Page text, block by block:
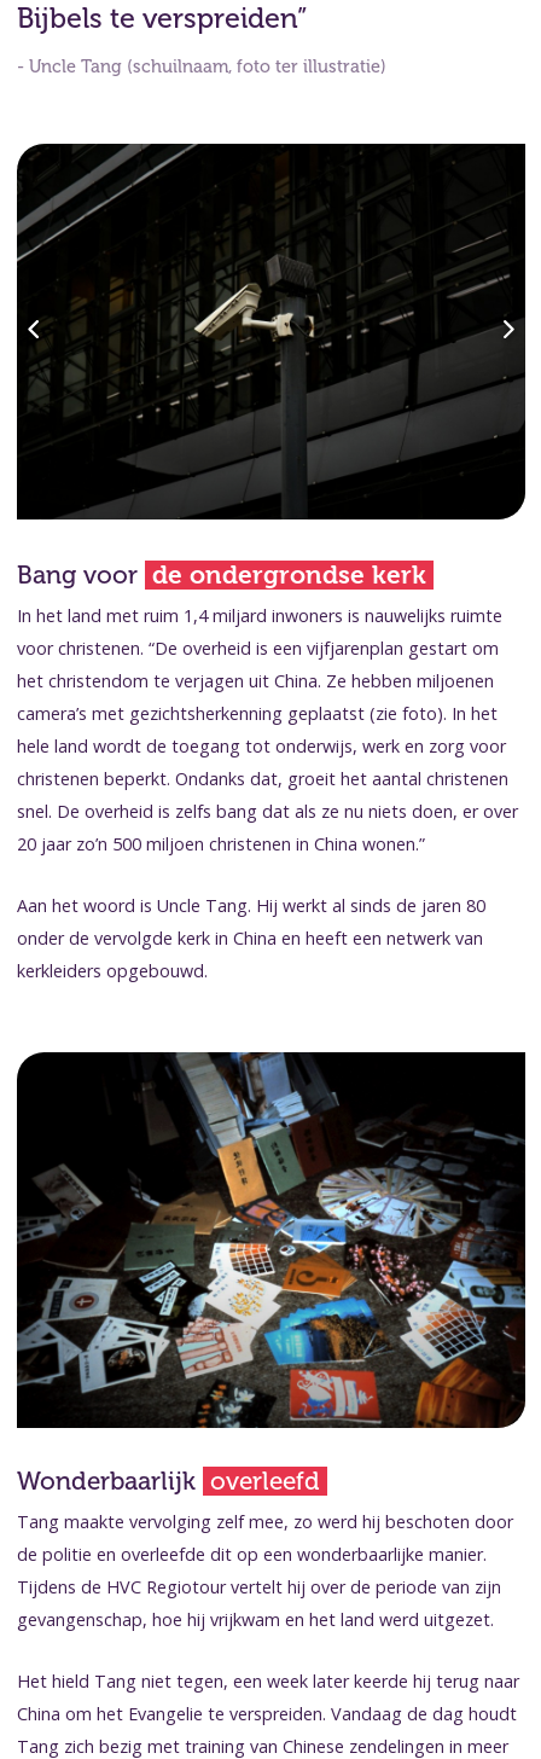
Bijbels te verspreiden”
- Uncle Tang (schuilnaam, foto ter illustratie)
Bang voor de ondergrondse kerk
In het land met ruim 1,4 miljard inwoners is nauwelijks ruimte
voor christenen. “De overheid is een vijfjarenplan gestart om
het christendom te verjagen uit China. Ze hebben miljoenen
camera’s met gezichtsherkenning geplaatst (zie foto). In het
hele land wordt de toegang tot onderwijs, werk en zorg voor
christenen beperkt. Ondanks dat, groeit het aantal christenen
snel. De overheid is zelfs bang dat als ze nu niets doen, er over
20 jaar zo’n 500 miljoen christenen in China wonen.”
Aan het woord is Uncle Tang. Hij werkt al sinds de jaren 80
onder de vervolgde kerk in China en heeft een netwerk van
kerkleiders opgebouwd.
Wonderbaarlijk overleefd
Tang maakte vervolging zelf mee, zo werd hij beschoten door
de politie en overleefde dit op een wonderbaarlijke manier.
Tijdens de HVC Regiotour vertelt hij over de periode van zijn
gevangenschap, hoe hij vrijkwam en het land werd uitgezet.
Het hield Tang niet tegen, een week later keerde hij terug naar
China om het Evangelie te verspreiden. Vandaag de dag houdt
Tang zich bezig met training van Chinese zendelingen in meer